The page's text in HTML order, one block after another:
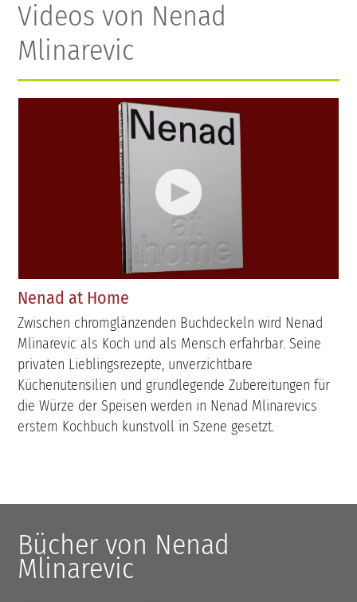
Videos von Nenad
Mlinarevic
Nenad at Home
Zwischen chromglänzenden Buchdeckeln wird Nenad
Mlinarevic als Koch und als Mensch erfahrbar. Seine
privaten Lieblingsrezepte, unverzichtbare
Küchenutensilien und grundlegende Zubereitungen für
die Würze der Speisen werden in Nenad Mlinarevics
erstem Kochbuch kunstvoll in Szene gesetzt.
Bücher von Nenad
Mlinarevic